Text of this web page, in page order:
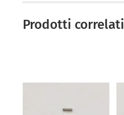
Prodotti correlati